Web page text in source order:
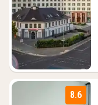
8.6